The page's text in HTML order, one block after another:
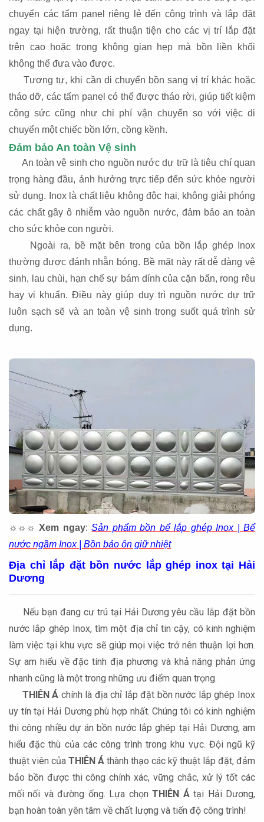
chuyển các tấm panel riêng lẻ đến công trình và lắp đặt
ngay tại hiện trường, rất thuận tiện cho các vị trí lắp đặt
trên cao hoặc trong không gian hẹp mà bồn liền khối
không thể đưa vào được.
Tương tự, khi cần di chuyển bồn sang vị trí khác hoặc
tháo dỡ, các tấm panel có thể được tháo rời, giúp tiết kiệm
công sức cũng như chi phí vận chuyển so với việc di
chuyển một chiếc bồn lớn, cồng kềnh.
Đảm bảo An toàn Vệ sinh
An toàn vệ sinh cho nguồn nước dự trữ là tiêu chí quan
trọng hàng đầu, ảnh hưởng trực tiếp đến sức khỏe người
sử dụng. Inox là chất liệu không độc hại, không giải phóng
các chất gây ô nhiễm vào nguồn nước, đảm bảo an toàn
cho sức khỏe con người.
Ngoài ra, bề mặt bên trong của bồn lắp ghép Inox
thường được đánh nhẵn bóng. Bề mặt này rất dễ dàng vệ
sinh, lau chùi, hạn chế sự bám dính của cặn bẩn, rong rêu
hay vi khuẩn. Điều này giúp duy trì nguồn nước dự trữ
luôn sạch sẽ và an toàn vệ sinh trong suốt quá trình sử
dụng.
☼☼☼Xem ngay:Sản phẩm bồn bể lắp ghép Inox | Bể
nước ngầm Inox | Bồn bảo ôn giữ nhiệt
Địa chỉ lắp đặt bồn nước lắp ghép inox tại Hải
Dương
Nếu bạn đang cư trú tại Hải Dương yêu cầu lắp đặt bồn
nước lắp ghép Inox, tìm một địa chỉ tin cậy, có kinh nghiệm
làm việc tại khu vực sẽ giúp mọi việc trở nên thuận lợi hơn.
Sự am hiểu về đặc tính địa phương và khả năng phản ứng
nhanh cũng là một trong những ưu điểm quan trọng.
THIÊN Á chính là địa chỉ lắp đặt bồn nước lắp ghép Inox
uy tín tại Hải Dương phù hợp nhất. Chúng tôi có kinh nghiệm
thi công nhiều dự án bồn nước lắp ghép tại Hải Dương, am
hiểu đặc thù của các công trình trong khu vực. Đội ngũ kỹ
thuật viên của THIÊN Á thành thạo các kỹ thuật lắp đặt, đảm
bảo bồn được thi công chính xác, vững chắc, xử lý tốt các
mối nối và đường ống. Lựa chọnTHIÊN Átại Hải Dương,
bạn hoàn toàn yên tâm về chất lượng và tiến độ công trình!